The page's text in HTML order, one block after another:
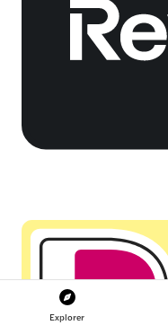
Explorer